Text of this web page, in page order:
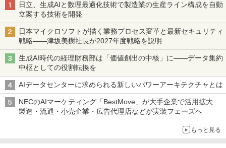
日立、生成AIと数理最適化技術で製造業の生産ライン構成を自動
立案する技術を開発
日本マイクロソフトが描く業務プロセス変革と最新セキュリティ
戦略――津坂美樹社長が2027年度戦略を説明
生成AI時代の経理財務部は「価値創出の中核」に――データ集約
中枢としての役割転換を
AIデータセンターに求められる新しいパワーアーキテクチャとは
NECのAIマーケティング「BestMove」が大手企業で活用拡大
製造・流通・小売企業・広告代理店などが実装フェーズへ
もっと見る